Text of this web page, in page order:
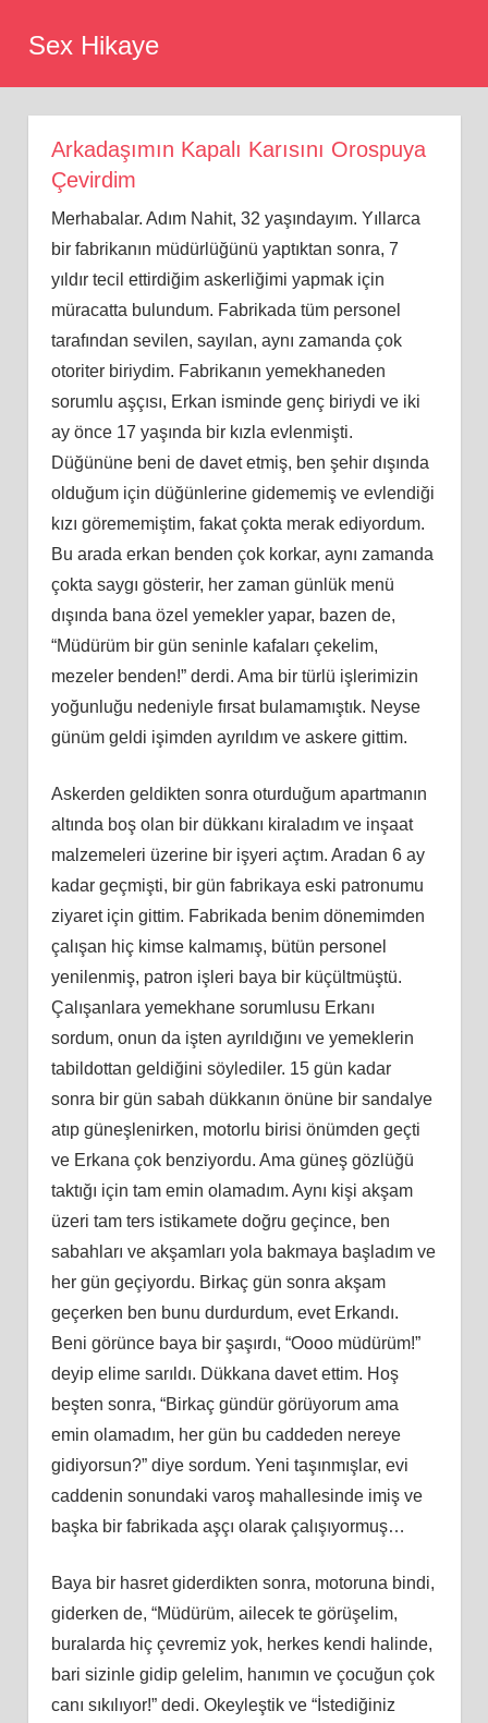
Sex Hikaye
Arkadaşımın Kapalı Karısını Orospuya
Çevirdim
Merhabalar. Adım Nahit, 32 yaşındayım. Yıllarca
bir fabrikanın müdürlüğünü yaptıktan sonra, 7
yıldır tecil ettirdiğim askerliğimi yapmak için
müracatta bulundum. Fabrikada tüm personel
tarafından sevilen, sayılan, aynı zamanda çok
otoriter biriydim. Fabrikanın yemekhaneden
sorumlu aşçısı, Erkan isminde genç biriydi ve iki
ay önce 17 yaşında bir kızla evlenmişti.
Düğününe beni de davet etmiş, ben şehir dışında
olduğum için düğünlerine gidememiş ve evlendiği
kızı görememiştim, fakat çokta merak ediyordum.
Bu arada erkan benden çok korkar, aynı zamanda
çokta saygı gösterir, her zaman günlük menü
dışında bana özel yemekler yapar, bazen de,
“Müdürüm bir gün seninle kafaları çekelim,
mezeler benden!” derdi. Ama bir türlü işlerimizin
yoğunluğu nedeniyle fırsat bulamamıştık. Neyse
günüm geldi işimden ayrıldım ve askere gittim.
Askerden geldikten sonra oturduğum apartmanın
altında boş olan bir dükkanı kiraladım ve inşaat
malzemeleri üzerine bir işyeri açtım. Aradan 6 ay
kadar geçmişti, bir gün fabrikaya eski patronumu
ziyaret için gittim. Fabrikada benim dönemimden
çalışan hiç kimse kalmamış, bütün personel
yenilenmiş, patron işleri baya bir küçültmüştü.
Çalışanlara yemekhane sorumlusu Erkanı
sordum, onun da işten ayrıldığını ve yemeklerin
tabildottan geldiğini söylediler. 15 gün kadar
sonra bir gün sabah dükkanın önüne bir sandalye
atıp güneşlenirken, motorlu birisi önümden geçti
ve Erkana çok benziyordu. Ama güneş gözlüğü
taktığı için tam emin olamadım. Aynı kişi akşam
üzeri tam ters istikamete doğru geçince, ben
sabahları ve akşamları yola bakmaya başladım ve
her gün geçiyordu. Birkaç gün sonra akşam
geçerken ben bunu durdurdum, evet Erkandı.
Beni görünce baya bir şaşırdı, “Oooo müdürüm!”
deyip elime sarıldı. Dükkana davet ettim. Hoş
beşten sonra, “Birkaç gündür görüyorum ama
emin olamadım, her gün bu caddeden nereye
gidiyorsun?” diye sordum. Yeni taşınmışlar, evi
caddenin sonundaki varoş mahallesinde imiş ve
başka bir fabrikada aşçı olarak çalışıyormuş…
Baya bir hasret giderdikten sonra, motoruna bindi,
giderken de, “Müdürüm, ailecek te görüşelim,
buralarda hiç çevremiz yok, herkes kendi halinde,
bari sizinle gidip gelelim, hanımın ve çocuğun çok
canı sıkılıyor!” dedi. Okeyleştik ve “İstediğiniz